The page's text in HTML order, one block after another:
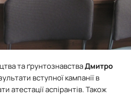
та ґрунтознавстваДмитро
вступної кампанії в
атестації аспірантів. Також